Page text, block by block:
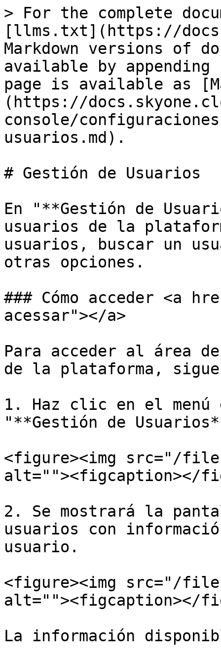
> For the complete
[llms.txt](https://
Markdown versions of
available by
page is available as
(https://
console/
usuarios.md).
# Gestión de Usuarios
En "**Gestión de
usuarios de la
usuarios, buscar un
otras opciones.
### Cómo acceder <a
acessar"></a>
Para acceder al área
de la plataforma,
1. Haz clic en el menú
"**Gestión de
<figure><img src="/files/
alt=""><figcaption></
2. Se mostrará la
usuarios con
usuario.
<figure><img src="/
alt=""><figcaption></
La información